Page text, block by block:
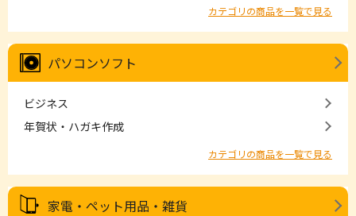
カテゴリの商品を一覧で見る
パソコンソフト
ビジネス
年賀状・ハガキ作成
カテゴリの商品を一覧で見る
家電・ペット用品・雑貨